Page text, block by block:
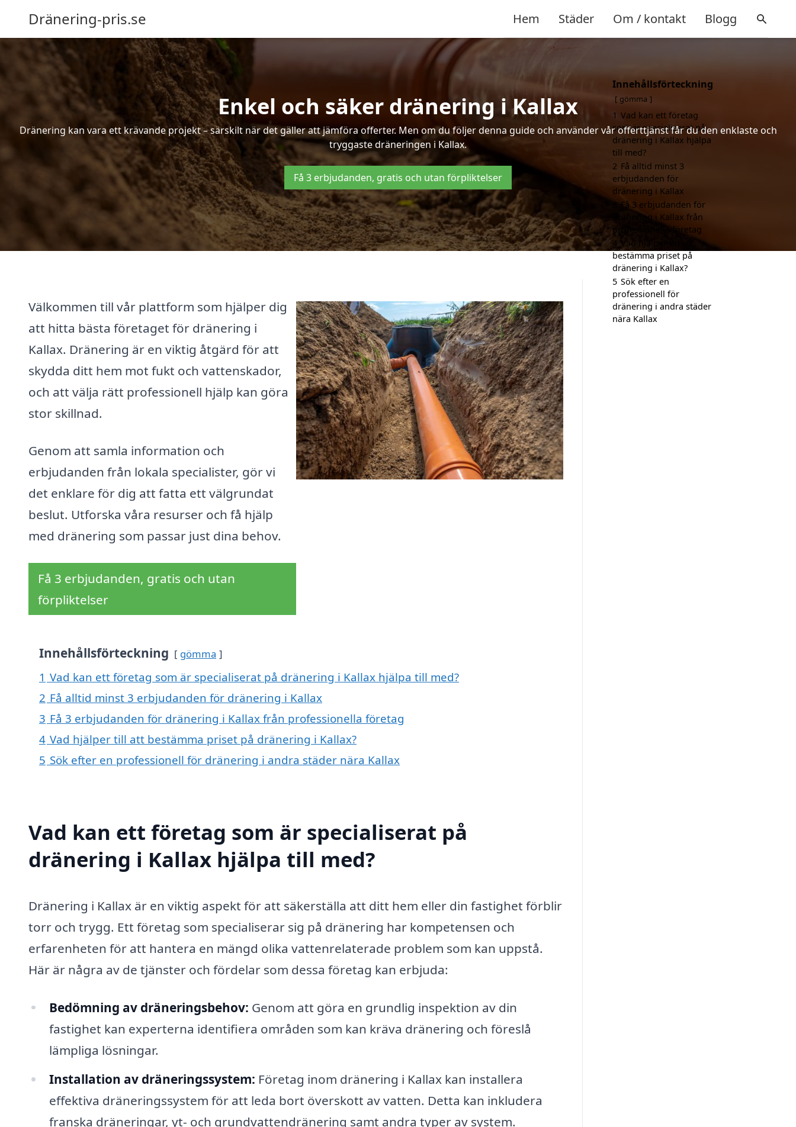
Dränering-pris.se Hem Städer Om / kontakt Blogg
Enkel och säker dränering i Kallax
Dränering kan vara ett krävande projekt – särskilt när det gäller att jämföra offerter. Men om du följer denna guide och använder vår offerttjänst får du den enklaste och
tryggaste dräneringen i Kallax.
Få 3 erbjudanden, gratis och utan förpliktelser
Välkommen till vår plattform som hjälper dig
att hitta bästa företaget för dränering i
Kallax. Dränering är en viktig åtgärd för att
skydda ditt hem mot fukt och vattenskador,
och att välja rätt professionell hjälp kan göra
stor skillnad.
Genom att samla information och
erbjudanden från lokala specialister, gör vi
det enklare för dig att fatta ett välgrundat
beslut. Utforska våra resurser och få hjälp
med dränering som passar just dina behov.
Få 3 erbjudanden, gratis och utan
förpliktelser
Innehållsförteckning gömma
1 Vad kan ett företag som är specialiserat på dränering i Kallax hjälpa till med?
2 Få alltid minst 3 erbjudanden för dränering i Kallax
3 Få 3 erbjudanden för dränering i Kallax från professionella företag
4 Vad hjälper till att bestämma priset på dränering i Kallax?
5 Sök efter en professionell för dränering i andra städer nära Kallax
Vad kan ett företag som är specialiserat på
dränering i Kallax hjälpa till med?
Dränering i Kallax är en viktig aspekt för att säkerställa att ditt hem eller din fastighet förblir
torr och trygg. Ett företag som specialiserar sig på dränering har kompetensen och
erfarenheten för att hantera en mängd olika vattenrelaterade problem som kan uppstå.
Här är några av de tjänster och fördelar som dessa företag kan erbjuda:
Bedömning av dräneringsbehov: Genom att göra en grundlig inspektion av din
fastighet kan experterna identifiera områden som kan kräva dränering och föreslå
lämpliga lösningar.
Installation av dräneringssystem: Företag inom dränering i Kallax kan installera
effektiva dräneringssystem för att leda bort överskott av vatten. Detta kan inkludera
franska dräneringar, yt- och grundvattendränering samt andra typer av system.
Innehållsförteckning
gömma
1 Vad kan ett företag
som är specialiserat på
dränering i Kallax hjälpa
till med?
2 Få alltid minst 3
erbjudanden för
dränering i Kallax
3 Få 3 erbjudanden för
dränering i Kallax från
professionella företag
4 Vad hjälper till att
bestämma priset på
dränering i Kallax?
5 Sök efter en
professionell för
dränering i andra städer
nära Kallax